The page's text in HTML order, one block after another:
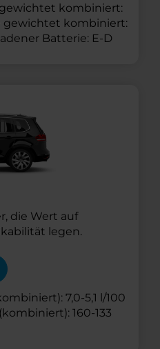
gewichtet kombiniert:
gewichtet kombiniert:
Batterie: E-D
die Wert auf
legen.
7,0-5,1 l/100
160-133